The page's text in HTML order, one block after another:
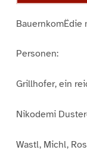
Personen:
Grillhofer, ein
Nikodemi
Wastl, Michl,